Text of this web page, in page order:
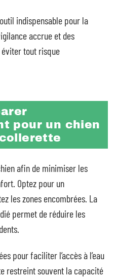
indispensable pour la
accrue et des
tout risque
pour un chien
afin de minimiser les
Optez pour un
les zones encombrées. La
permet de réduire les
pour faciliter l’accès à l’eau
restreint souvent la capacité